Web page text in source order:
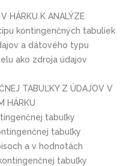
HÁRKU K ANALÝZE
kontingenčných tabuliek
a dátového typu
ako zdroja údajov
TABUĽKY Z ÚDAJOV V
HÁRKU
tabuľky
tabuľky
a v hodnotách
tabuľky